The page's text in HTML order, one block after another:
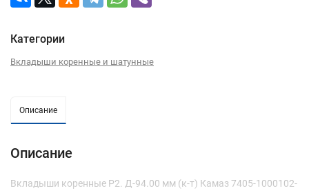
Категории
Вкладыши коренные и шатунные
Описание
Описание
Вкладыши коренные Р2. Д-94.00 мм (к-т) Камаз 7405-1000102-